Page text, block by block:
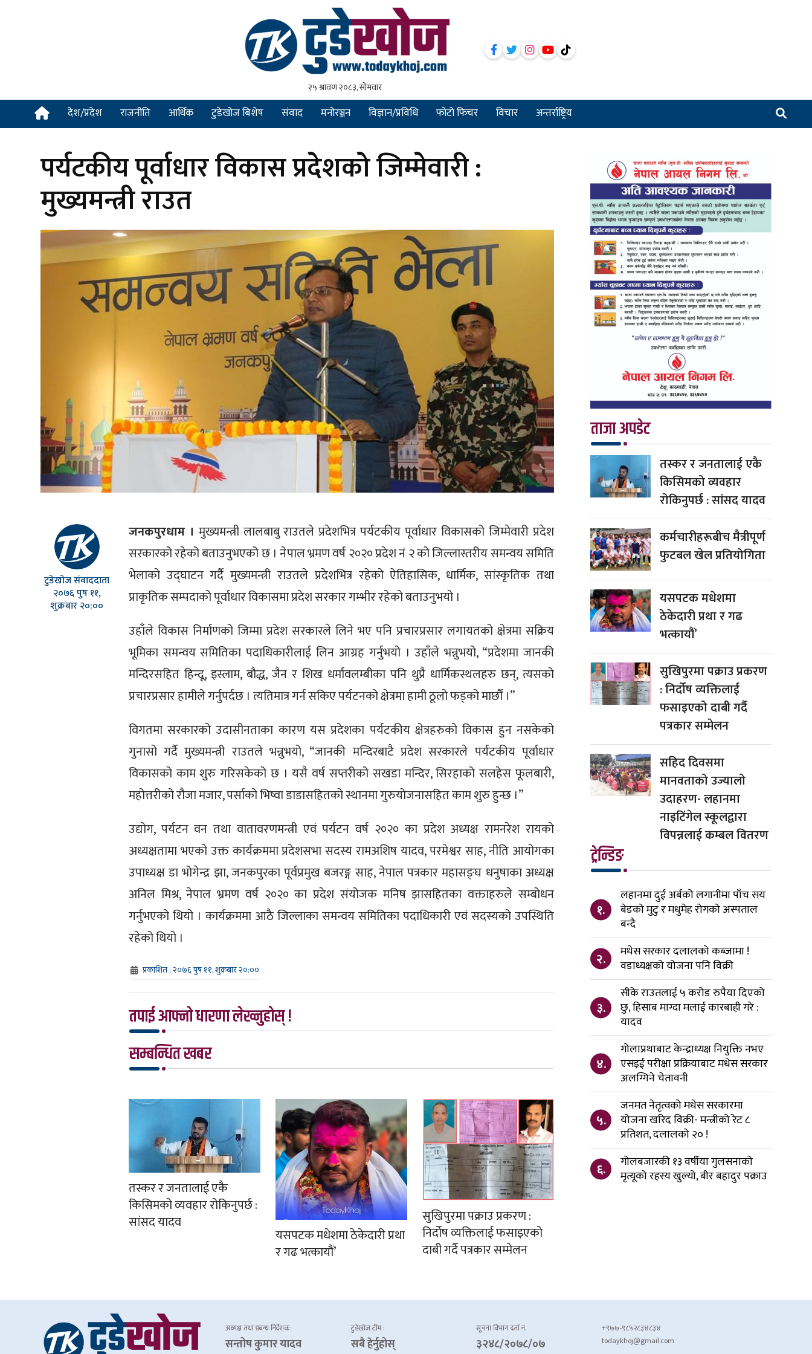
देश/प्रदेश राजनीति आर्थिक टुडेखोज बिशेष संवाद मनोरञ्जन विज्ञान/प्रविधि फोटो फिचर विचार अन्तर्राष्ट्रिय
पर्यटकीय पूर्वाधार विकास प्रदेशको जिम्मेवारी :
मुख्यमन्त्री राउत
टुडेखोज संवाददाता
२०७६ पुष ११,
शुक्रबार २०:००
जनकपुरधाम । मुख्यमन्त्री लालबाबु राउतले प्रदेशभित्र पर्यटकीय पूर्वाधार विकासको जिम्मेवारी प्रदेश
सरकारको रहेको बताउनुभएको छ । नेपाल भ्रमण वर्ष २०२० प्रदेश नं २ को जिल्लास्तरीय समन्वय समिति
भेलाको उद्घाटन गर्दै मुख्यमन्त्री राउतले प्रदेशभित्र रहेको ऐतिहासिक, धार्मिक, सांस्कृतिक तथा
प्राकृतिक सम्पदाको पूर्वाधार विकासमा प्रदेश सरकार गम्भीर रहेको बताउनुभयो ।
उहाँले विकास निर्माणको जिम्मा प्रदेश सरकारले लिने भए पनि प्रचारप्रसार लगायतको क्षेत्रमा सक्रिय
भूमिका समन्वय समितिका पदाधिकारीलाई लिन आग्रह गर्नुभयो । उहाँले भन्नुभयो, “प्रदेशमा जानकी
मन्दिरसहित हिन्दू, इस्लाम, बौद्ध, जैन र शिख धर्मावलम्बीका पनि थुप्रै धार्मिकस्थलहरु छन्, त्यसको
प्रचारप्रसार हामीले गर्नुपर्दछ । त्यतिमात्र गर्न सकिए पर्यटनको क्षेत्रमा हामी ठूलो फड्को मार्छौं ।”
विगतमा सरकारको उदासीनताका कारण यस प्रदेशका पर्यटकीय क्षेत्रहरुको विकास हुन नसकेको
गुनासो गर्दै मुख्यमन्त्री राउतले भन्नुभयो, “जानकी मन्दिरबाटै प्रदेश सरकारले पर्यटकीय पूर्वाधार
विकासको काम शुरु गरिसकेको छ । यसै वर्ष सप्तरीको सखडा मन्दिर, सिरहाको सलहेस फूलबारी,
महोत्तरीको रौजा मजार, पर्साको भिष्वा डाडासहितको स्थानमा गुरुयोजनासहित काम शुरु हुन्छ ।”
उद्योग, पर्यटन वन तथा वातावरणमन्त्री एवं पर्यटन वर्ष २०२० का प्रदेश अध्यक्ष रामनरेश रायको
अध्यक्षतामा भएको उक्त कार्यक्रममा प्रदेशसभा सदस्य रामअशिष यादव, परमेश्वर साह, नीति आयोगका
उपाध्यक्ष डा भोगेन्द्र झा, जनकपुरका पूर्वप्रमुख बजरङ्ग साह, नेपाल पत्रकार महासङ्घ धनुषाका अध्यक्ष
अनिल मिश्र, नेपाल भ्रमण वर्ष २०२० का प्रदेश संयोजक मनिष झासहितका वक्ताहरुले सम्बोधन
गर्नुभएको थियो । कार्यक्रममा आठै जिल्लाका समन्वय समितिका पदाधिकारी एवं सदस्यको उपस्थिति
रहेको थियो ।
प्रकाशित : २०७६ पुष ११, शुक्रबार २०:००
तपाई आफ्नो धारणा लेख्नुहोस् !
सम्बन्धित खबर
तस्कर र जनतालाई एकै
किसिमको व्यवहार रोकिनुपर्छ :
सांसद यादव
यसपटक मधेशमा ठेकेदारी प्रथा
र गढ भत्कायौं’
सुखिपुरमा पक्राउ प्रकरण :
निर्दोष व्यक्तिलाई फसाइएको
दाबी गर्दै पत्रकार सम्मेलन
ताजा अपडेट
तस्कर र जनतालाई एकै
किसिमको व्यवहार
रोकिनुपर्छ : सांसद यादव
कर्मचारीहरूबीच मैत्रीपूर्ण
फुटबल खेल प्रतियोगिता
यसपटक मधेशमा
ठेकेदारी प्रथा र गढ
भत्कायौं’
सुखिपुरमा पक्राउ प्रकरण
: निर्दोष व्यक्तिलाई
फसाइएको दाबी गर्दै
पत्रकार सम्मेलन
सहिद दिवसमा
मानवताको उज्यालो
उदाहरण- लहानमा
नाइटिंगेल स्कूलद्वारा
विपन्नलाई कम्बल वितरण
ट्रेन्डिङ
१.
लहानमा दुई अर्बको लगानीमा पाँच सय
बेडको मुटु र मधुमेह रोगको अस्पताल
बन्दै
२.
मधेस सरकार दलालको कब्जामा !
वडाध्यक्षको योजना पनि विक्री
३.
सीके राउतलाई ५ करोड रुपैया दिएको
छु, हिसाब माग्दा मलाई कारबाही गरे :
यादव
४.
गोलाप्रथाबाट केन्द्राध्यक्ष नियुक्ति नभए
एसइई परीक्षा प्रक्रियाबाट मधेस सरकार
अलग्गिने चेतावनी
५.
जनमत नेतृत्वको मधेस सरकारमा
योजना खरिद विक्री- मन्त्रीको रेट ८
प्रतिशत, दलालको २० !
६.
गोलबजारकी १३ वर्षीया गुलसनाको
मृत्यूको रहस्य खुल्यो, बीर बहादुर पक्राउ
अध्यक्ष तथा प्रबन्ध निर्देशक:
सन्तोष कुमार यादव
टुडेखोज टीम :
सबै हेर्नुहोस्
सूचना विभाग दर्ता नं.
३२४८/२०७८/०७
+९७७-९८५२८३४८३४
todaykhoj@gmail.com